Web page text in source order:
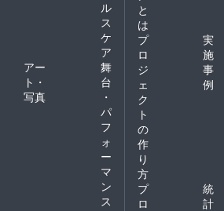
ル
ス
ケ
ア
アー
ト・
写真
舞
台
・
パ
フ
ォ
ー
マ
ン
ス
と
は
プ
ロ
ジ
ェ
ク
ト
の
作
り
方
実
施
事
例
プ
ロ
統
計